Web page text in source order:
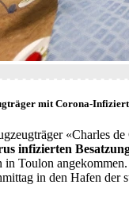
mit Corona-
«Charles
infizierten
in Toulon
in den Hafen der